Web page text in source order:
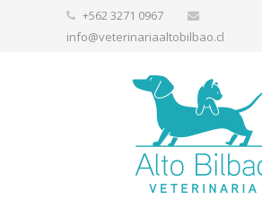
+562 3271 0967
info@veterinariaaltobilbao.cl